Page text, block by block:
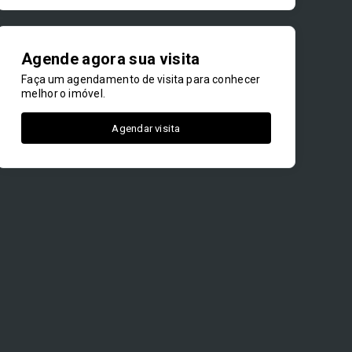
Agende agora sua visita
Faça um agendamento de visita para conhecer
melhor o imóvel.
Agendar visita